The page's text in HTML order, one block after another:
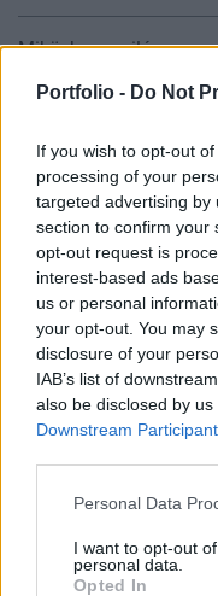
Portfolio - Do Not
If you wish to opt-out
processing of your
targeted advertising by
section to confirm your
opt-out request is
interest-based ads
us or personal
your opt-out. You may
disclosure of your
IAB’s list of
also be disclosed by
Downstream
Personal Data
I want to opt-out
personal data.
Opted In
Miközben a világ az
lengyelországi
sem szakadt meg. A
privatizációért felelős
megkötni a
információk szerint a
KEDVES
A keresett cikk a
tartozik, melynek
regisztrációhoz
Kötéslisták:
kötéslistái